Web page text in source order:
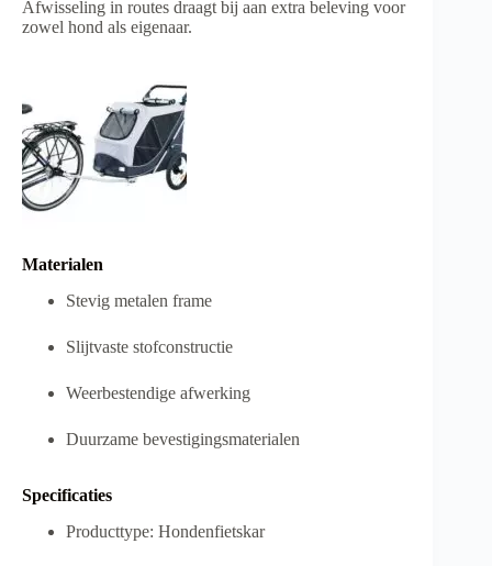
Afwisseling in routes draagt bij aan extra beleving voor
zowel hond als eigenaar.
Materialen
Stevig metalen frame
Slijtvaste stofconstructie
Weerbestendige afwerking
Duurzame bevestigingsmaterialen
Specificaties
Producttype: Hondenfietskar